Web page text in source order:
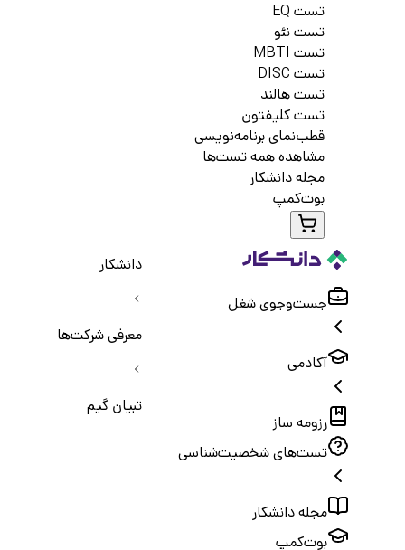
تست EQ
تست نئو
تست MBTI
تست DISC
تست هالند
تست کلیفتون
قطب‌نمای برنامه‌نویسی
مشاهده همه تست‌ها
مجله دانشکار
بوت‌کمپ
جست‌و‌جوی شغل
آکادمی
رزومه ساز
تست‌های شخصیت‌شناسی
مجله دانشکار
بوت‌کمپ
دانشکار
معرفی شرکت‌ها
تبیان گیم